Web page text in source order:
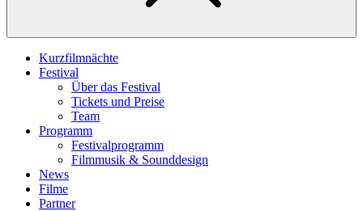
Kurzfilmnächte
Festival
Über das Festival
Tickets und Preise
Team
Programm
Festivalprogramm
Filmmusik & Sounddesign
News
Filme
Partner